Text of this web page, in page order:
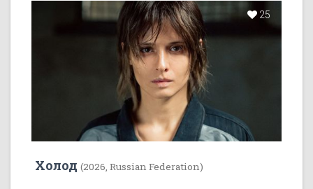
25
Холод (2026, Russian Federation)